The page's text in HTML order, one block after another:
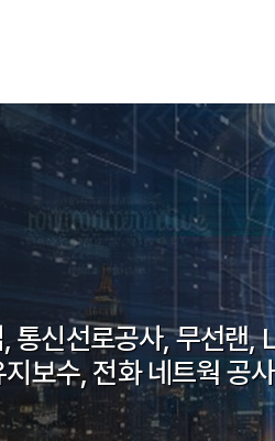
, 통신선로공사, 무선
보수, 전화 네트웍 공사
, 통신선로공사, 무선
보수, 전화 네트웍 공사